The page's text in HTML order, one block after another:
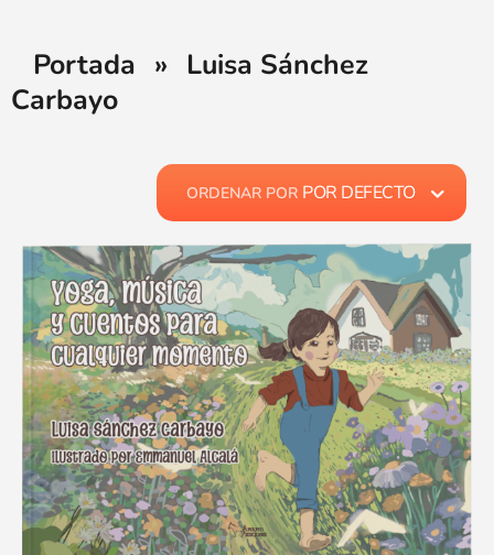
Portada » Luisa Sánchez
Carbayo
ORDENAR POR POR DEFECTO